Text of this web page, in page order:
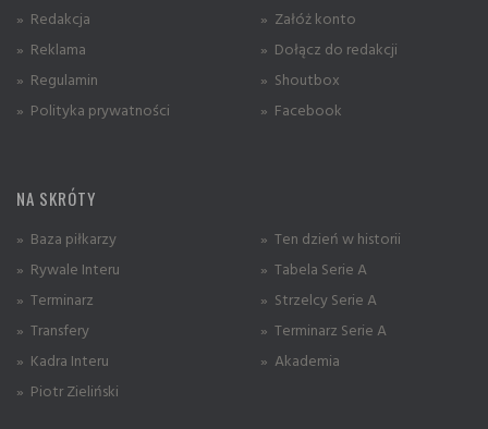
» Redakcja
» Reklama
» Regulamin
» Polityka prywatności
» Załóż konto
» Dołącz do redakcji
» Shoutbox
» Facebook
NA SKRÓTY
» Baza piłkarzy
» Rywale Interu
» Terminarz
» Transfery
» Kadra Interu
» Piotr Zieliński
» Ten dzień w historii
» Tabela Serie A
» Strzelcy Serie A
» Terminarz Serie A
» Akademia